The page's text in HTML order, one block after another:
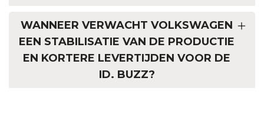
WANNEER VERWACHT VOLKSWAGEN
EEN STABILISATIE VAN DE PRODUCTIE
EN KORTERE LEVERTIJDEN VOOR DE
ID. BUZZ?